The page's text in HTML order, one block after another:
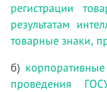
регистрации
результатам
товарные знаки,
б)
проведения